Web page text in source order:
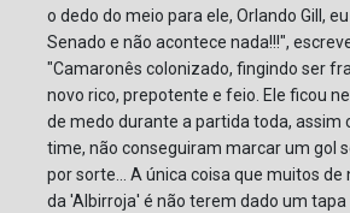
o dedo do meio para ele, Orlando Gill,
Senado e não acontece nada!!!",
"Camaronês colonizado, fingindo ser
novo rico, prepotente e feio. Ele ficou
de medo durante a partida toda, assim
time, não conseguiram marcar um gol
por sorte... A única coisa que muitos
da 'Albirroja' é não terem dado um